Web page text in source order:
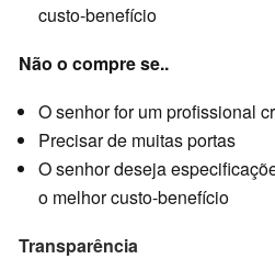
custo-benefício
Não o compre se..
O senhor for um profissional
Precisar de muitas portas
O senhor deseja
o melhor custo-benefício
Transparência